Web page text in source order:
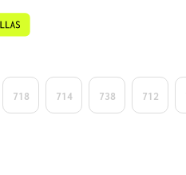
718 714 738 712